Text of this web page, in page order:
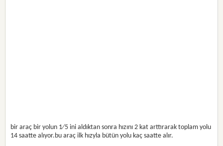
bir araç bir yolun 1∕5 ini aldıktan sonra hızını 2 kat arttırarak toplam yolu
14 saatte alıyor.bu araç ilk hızyla bütün yolu kaç saatte alır.